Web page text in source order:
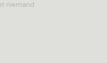
niemand